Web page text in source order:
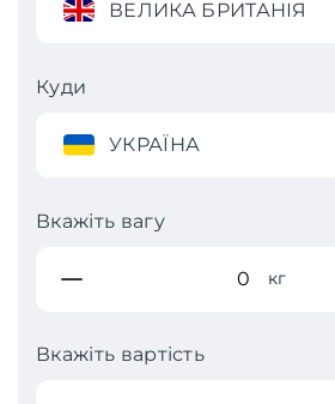
ВЕЛИКА БРИТАНІЯ
Куди
УКРАЇНА
Вкажіть вагу
кг
Вкажіть вартість